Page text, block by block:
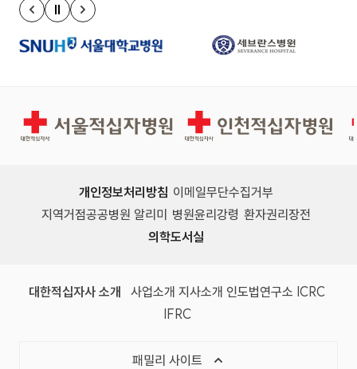
이전 슬라이드
정지
다음 슬라이드
서울적십자병원 인천적십자병원
개인정보처리방침 이메일무단수집거부
지역거점공공병원 알리미
병원윤리강령 환자권리장전
의학도서실
대한적십자사 소개 (새 창)
사업소개 (새 창)
지사소개 (새 창)
인도법연구소 (새 창)
ICRC(국제
IFRC(국제적십자사연맹, 새 창)
패밀리 사이트 목록 열기